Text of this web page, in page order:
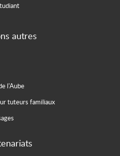
autres
l'Aube
tuteurs familiaux